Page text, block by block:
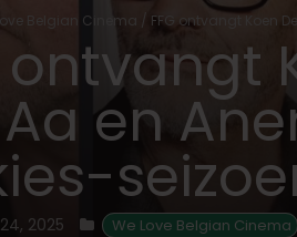
Belgian Cinema / FFG ontvangt Koen
ontvangt
en
2025 We Love Belgian Cinema